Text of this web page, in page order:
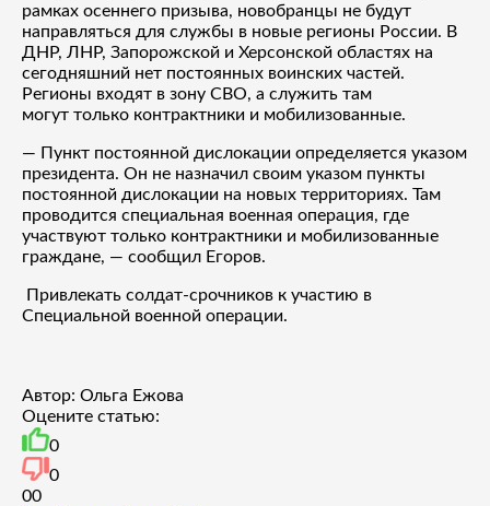
рамках осеннего призыва, новобранцы не будут
направляться для службы в новые регионы России. В
ДНР, ЛНР, Запорожской и Херсонской областях на
сегодняшний нет постоянных воинских частей.
Регионы входят в зону СВО, а служить там
могут только контрактники и мобилизованные.
— Пункт постоянной дислокации определяется указом
президента. Он не назначил своим указом пункты
постоянной дислокации на новых территориях. Там
проводится специальная военная операция, где
участвуют только контрактники и мобилизованные
граждане, — сообщил Егоров.
Привлекать солдат-срочников к участию в
Специальной военной операции.
Автор: Ольга Ежова
Оцените статью:
0
0
00